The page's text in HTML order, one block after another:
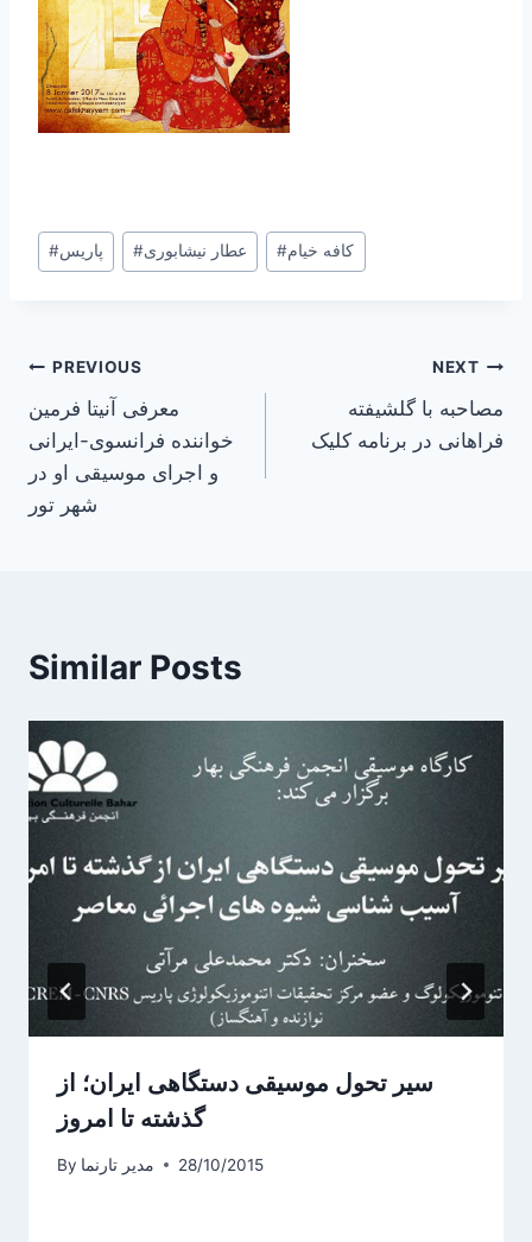
Post
Tags:
#پاریس #عطار نیشابوری #کافه خیام
Post
navigation
PREVIOUS
معرفی آنیتا فرمین
خواننده فرانسوی-ایرانی
و اجرای موسیقی او در
شهر تور
NEXT
مصاحبه با گلشیفته
فراهانی در برنامه کلیک
Similar Posts
سیر تحول موسیقی دستگاهی ایران؛ از
گذشته تا امروز
By مدیر تارنما 28/10/2015